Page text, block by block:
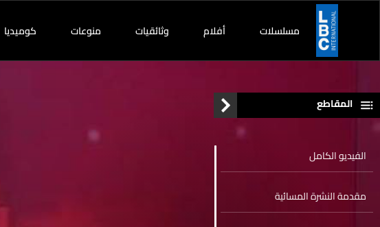
مسلسلات أفلام وثائقيات منوعات كوميديا
المقاطع
الفيديو الكامل
مقدمة النشرة المسائية